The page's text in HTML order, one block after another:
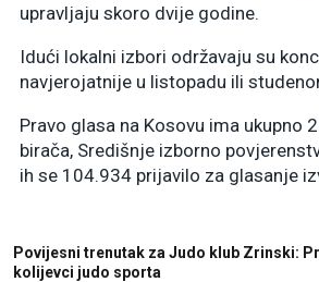
upravljaju skoro dvije godine.
Idući lokalni izbori održavaju su
navjerojatnije u listopadu ili
Pravo glasa na Kosovu ima ukupno
birača, Središnje izborno
ih se 104.934 prijavilo za glasanje
Povijesni trenutak za Judo klub Zrinski:
kolijevci judo sporta